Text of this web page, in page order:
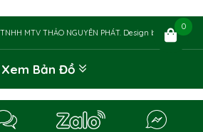
MTV THẢO NGUYÊN PHÁT. Design by Chily
Xem Bản Đồ
0